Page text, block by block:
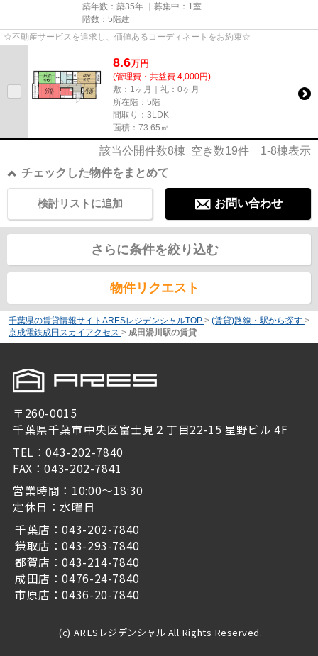
築年数：築35年 ｜募集中： 1室
階数：5階建
☆不動産サービスを追求し、価値あるコーディネートをお約束☆
8.6万円
(管理費・共益費 4,000円)
敷：1ヶ月｜礼：0ヶ月
所在階：5階
間取り：3LDK
面積：73.65㎡
該当公開件数8棟 空き数19件 1-8棟表示
チェックした物件をまとめて
お問い合わせ
検討リストに追加
さらに条件を絞り込む
物件リクエスト
千葉県の賃貸情報サイトARESレジデンシャルTOP > (賃貸)路線・駅から探す >
京成電鉄成田スカイアクセス > 成田湯川駅の賃貸
〒260-0015
千葉県千葉市中央区富士見２丁目22-15 星野ビル 4F
TEL：043-202-7840
FAX：043-202-7841
営業時間：10:00～18:30
定休日：水曜日
千葉店：043-202-7840
鎌取店：043-293-7840
都賀店：043-214-7840
成田店：0476-24-7840
市原店：0436-20-7840
(c) ARESレジデンシャル All Rights Reserved.